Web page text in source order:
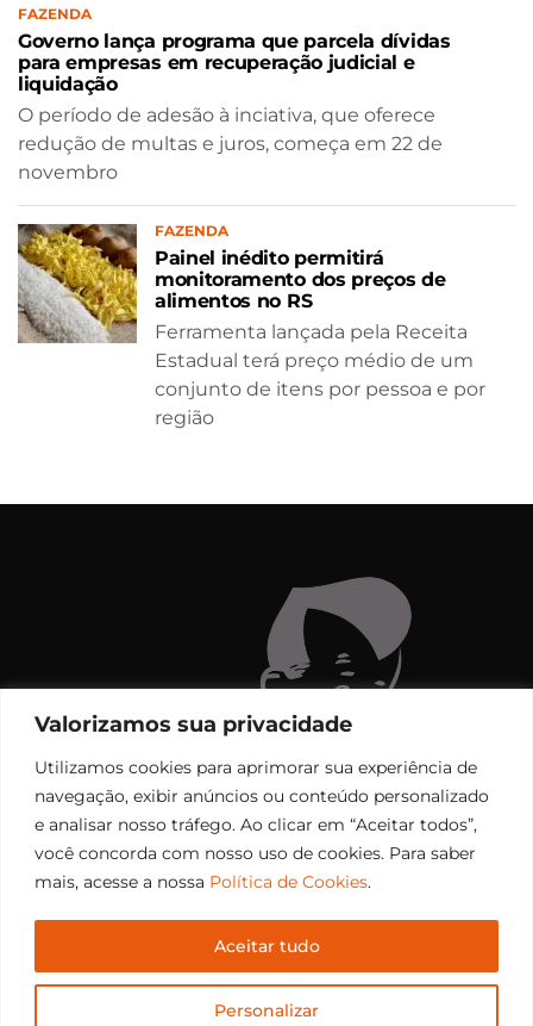
Valorizamos sua privacidade
Utilizamos cookies para aprimorar sua experiência de
navegação, exibir anúncios ou conteúdo personalizado
e analisar nosso tráfego. Ao clicar em “Aceitar todos”,
você concorda com nosso uso de cookies. Para saber
mais, acesse a nossa Política de Cookies.
Personalizar
Aceitar tudo
FAZENDA
Governo lança programa que parcela dívidas
para empresas em recuperação judicial e
liquidação
O período de adesão à inciativa, que oferece
redução de multas e juros, começa em 22 de
novembro
FAZENDA
Painel inédito permitirá
monitoramento dos preços de
alimentos no RS
Ferramenta lançada pela Receita
Estadual terá preço médio de um
conjunto de itens por pessoa e por
região
Copyright © 2006 – 2026 Rádio Santiago FM. Todos os
direitos reservados.